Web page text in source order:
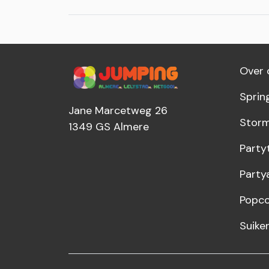
Jane Marcetweg 26
1349 GS Almere
Over